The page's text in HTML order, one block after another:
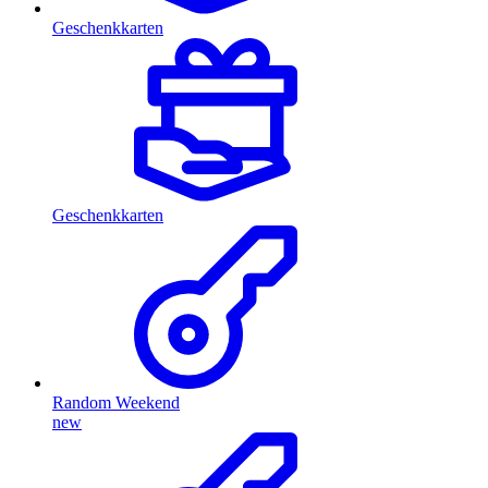
Geschenkkarten
Geschenkkarten
Random Weekend
new